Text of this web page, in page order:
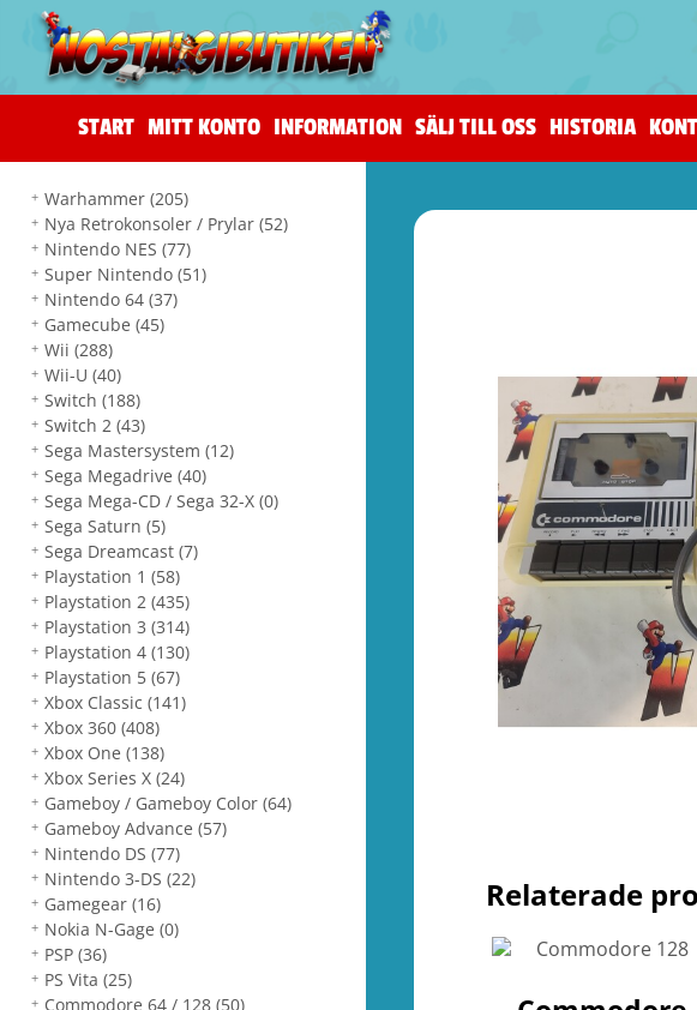
START MITT KONTO INFORMATION SÄLJ TILL OSS HISTORIA
Warhammer(205)
Nya Retrokonsoler / Prylar(52)
Nintendo NES(77)
Super Nintendo(51)
Nintendo 64(37)
Gamecube(45)
Wii(288)
Wii-U(40)
Switch(188)
Switch 2(43)
Sega Mastersystem(12)
Sega Megadrive(40)
Sega Mega-CD / Sega 32-X(0)
Sega Saturn(5)
Sega Dreamcast(7)
Playstation 1(58)
Playstation 2(435)
Playstation 3(314)
Playstation 4(130)
Playstation 5(67)
Xbox Classic(141)
Xbox 360(408)
Xbox One(138)
Xbox Series X(24)
Gameboy / Gameboy Color(64)
Gameboy Advance(57)
Nintendo DS(77)
Nintendo 3-DS(22)
Gamegear(16)
Nokia N-Gage(0)
PSP(36)
PS Vita(25)
Commodore 64 / 128(50)
Relaterade